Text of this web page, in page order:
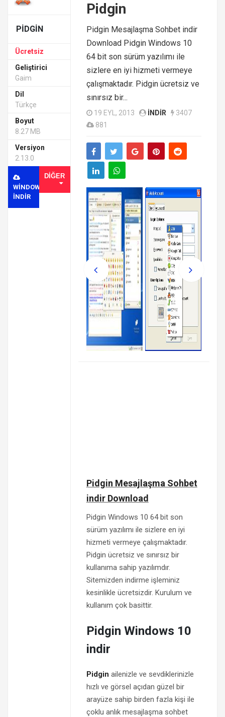
PIDGIN
Ücretsiz
Geliştirici
Gaim
Dil
Türkçe
Boyut
8.27 MB
Versiyon
2.13.0
WINDOWS
INDIR
DIĞER
Pidgin
Pidgin Mesajlaşma Sohbet indir
Download Pidgin Windows 10
64 bit son sürüm yazılımı ile
sizlere en iyi hizmeti vermeye
çalışmaktadır. Pidgin ücretsiz ve
sınırsız bir...
19 EYL, 2013 INDIR
3407
881
Pidgin Mesajlaşma Sohbet
indir Download
Pidgin Windows 10 64 bit son
sürüm yazılımı ile sizlere en iyi
hizmeti vermeye çalışmaktadır.
Pidgin ücretsiz ve sınırsız bir
kullanıma sahip yazılımdır.
Sitemizden indirme işleminiz
kesinlikle ücretsizdir. Kurulum ve
kullanım çok basittir.
Pidgin Windows 10
indir
Pidgin ailenizle ve sevdiklerinizle
hızlı ve görsel açıdan güzel bir
arayüze sahip birden fazla kişi ile
çoklu anlık mesajlaşma sohbet